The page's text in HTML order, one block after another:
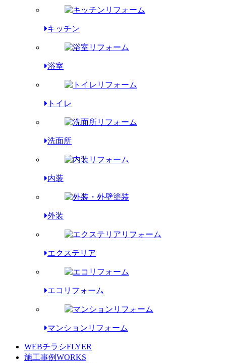
キッチン
浴室
トイレ
洗面所
内装
外装
エクステリア
エコリフォーム
マンションリフォーム
WEBチラシFLYER
施工事例WORKS